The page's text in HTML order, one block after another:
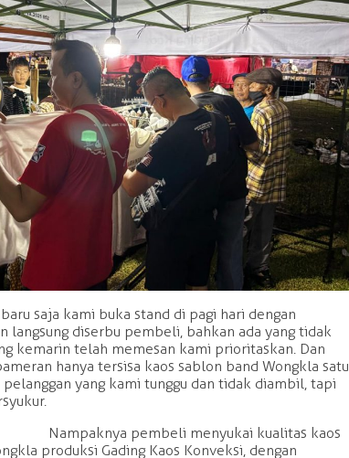
saja kami buka stand di pagi hari dengan
langsung diserbu pembeli, bahkan ada yang tidak
kemarin telah memesan kami prioritaskan. Dan
hanya tersisa kaos sablon band Wongkla satu
yang kami tunggu dan tidak diambil, tapi
Nampaknya pembeli menyukai kualitas kaos
produksi Gading Kaos Konveksi, dengan